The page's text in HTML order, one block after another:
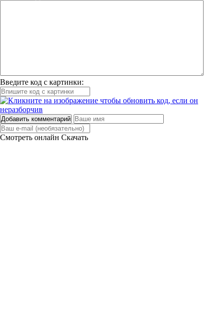
Введите код с картинки:
Добавить комментарий
Смотреть онлайн Скачать